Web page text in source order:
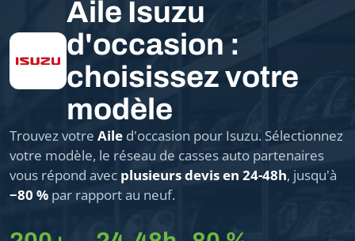
Aile Isuzu
d'occasion :
choisissez votre
modèle
Trouvez votre Aile d'occasion pour Isuzu. Sélectionnez
votre modèle, le réseau de casses auto partenaires
vous répond avec plusieurs devis en 24-48h, jusqu'à
−80 % par rapport au neuf.